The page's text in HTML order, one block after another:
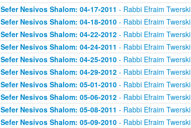
Sefer Nesivos Shalom: 04-17-2011 - Rabbi Efraim Twerski
Sefer Nesivos Shalom: 04-18-2010- Rabbi Efraim Twerski
Sefer Nesivos Shalom: 04-22-2012- Rabbi Efraim Twerski
Sefer Nesivos Shalom: 04-24-2011 - Rabbi Efraim Twerski
Sefer Nesivos Shalom: 04-25-2010- Rabbi Efraim Twerski
Sefer Nesivos Shalom: 04-29-2012- Rabbi Efraim Twerski
Sefer Nesivos Shalom: 05-01-2010- Rabbi Efraim Twerski
Sefer Nesivos Shalom: 05-06-2012- Rabbi Efraim Twerski
Sefer Nesivos Shalom: 05-08-2011 - Rabbi Efraim Twerski
Sefer Nesivos Shalom: 05-09-2010- Rabbi Efraim Twerski